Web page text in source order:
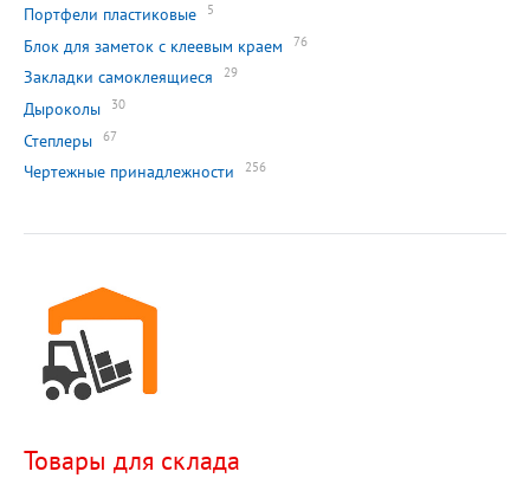
Портфели пластиковые 5
Блок для заметок с клеевым краем 76
Закладки самоклеящиеся 29
Дыроколы 30
Степлеры 67
Чертежные принадлежности 256
Товары для склада